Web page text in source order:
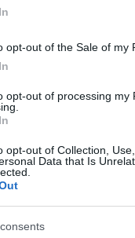
opt-out of the Sale of my
opt-out of processing my
opt-out of Collection,
Data that Is
e proprio
che
l’ombrello? Con
con dettagli su
con le mappe
nel territorio. Non